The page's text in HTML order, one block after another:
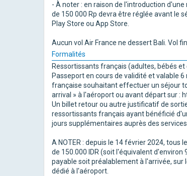
- À noter : en raison de l'introduction
de 150 000 Rp devra être réglée avant le
Play Store ou App Store.
Aucun vol Air France ne dessert Bali. Vol
Formalités
Ressortissants français (adultes, bébés et
Passeport en cours de validité et valable
française souhaitant effectuer un séjour
arrival » à l'aéroport ou avant départ sur :
Un billet retour ou autre justificatif de
ressortissants français ayant bénéficié
jours supplémentaires auprès des
A NOTER : depuis le 14 février 2024,
de 150.000 IDR (soit l'équivalent
payable soit préalablement à l'arrivée,
dédié à l'aéroport.